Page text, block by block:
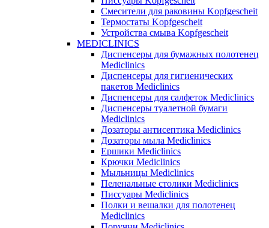
Смесители для раковины Kopfgescheit
Термостаты Kopfgescheit
Устройства смыва Kopfgescheit
MEDICLINICS
Диспенсеры для бумажных полотенец
Mediclinics
Диспенсеры для гигиенических
пакетов Mediclinics
Диспенсеры для салфеток Mediclinics
Диспенсеры туалетной бумаги
Mediclinics
Дозаторы антисептика Mediclinics
Дозаторы мыла Mediclinics
Ершики Mediclinics
Крючки Mediclinics
Мыльницы Mediclinics
Пеленальные столики Mediclinics
Писсуары Mediclinics
Полки и вешалки для полотенец
Mediclinics